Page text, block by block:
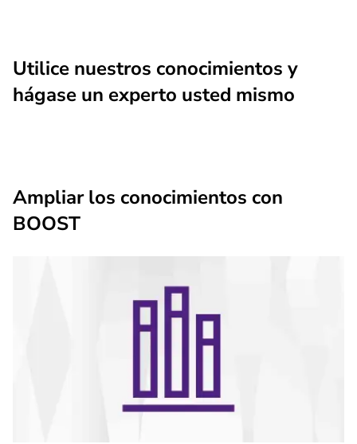
Utilice nuestros conocimientos y
hágase un experto usted mismo
Ampliar los conocimientos con
BOOST